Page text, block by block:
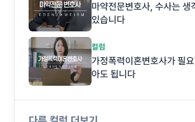
마약전문변호사, 수사는 생
있습니다
컬럼
가정폭력이혼변호사가 필
아도 됩니다